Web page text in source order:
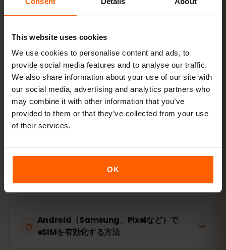
This website uses cookies
We use cookies to personalise content and ads, to
provide social media features and to analyse our traffic.
We also share information about your use of our site with
our social media, advertising and analytics partners who
may combine it with other information that you’ve
provided to them or that they’ve collected from your use
of their services.
OK
設定はわずか2分：iPhone設定 → モバイル通信 → eSIMを追
加、Androidネットワークとインターネット → SIM。プラン
の有効期間はご購入時ではなく、初回利用時から始まりま
す。
Android（Samsung、Pixelなど）で
eSIMを有効化する方法